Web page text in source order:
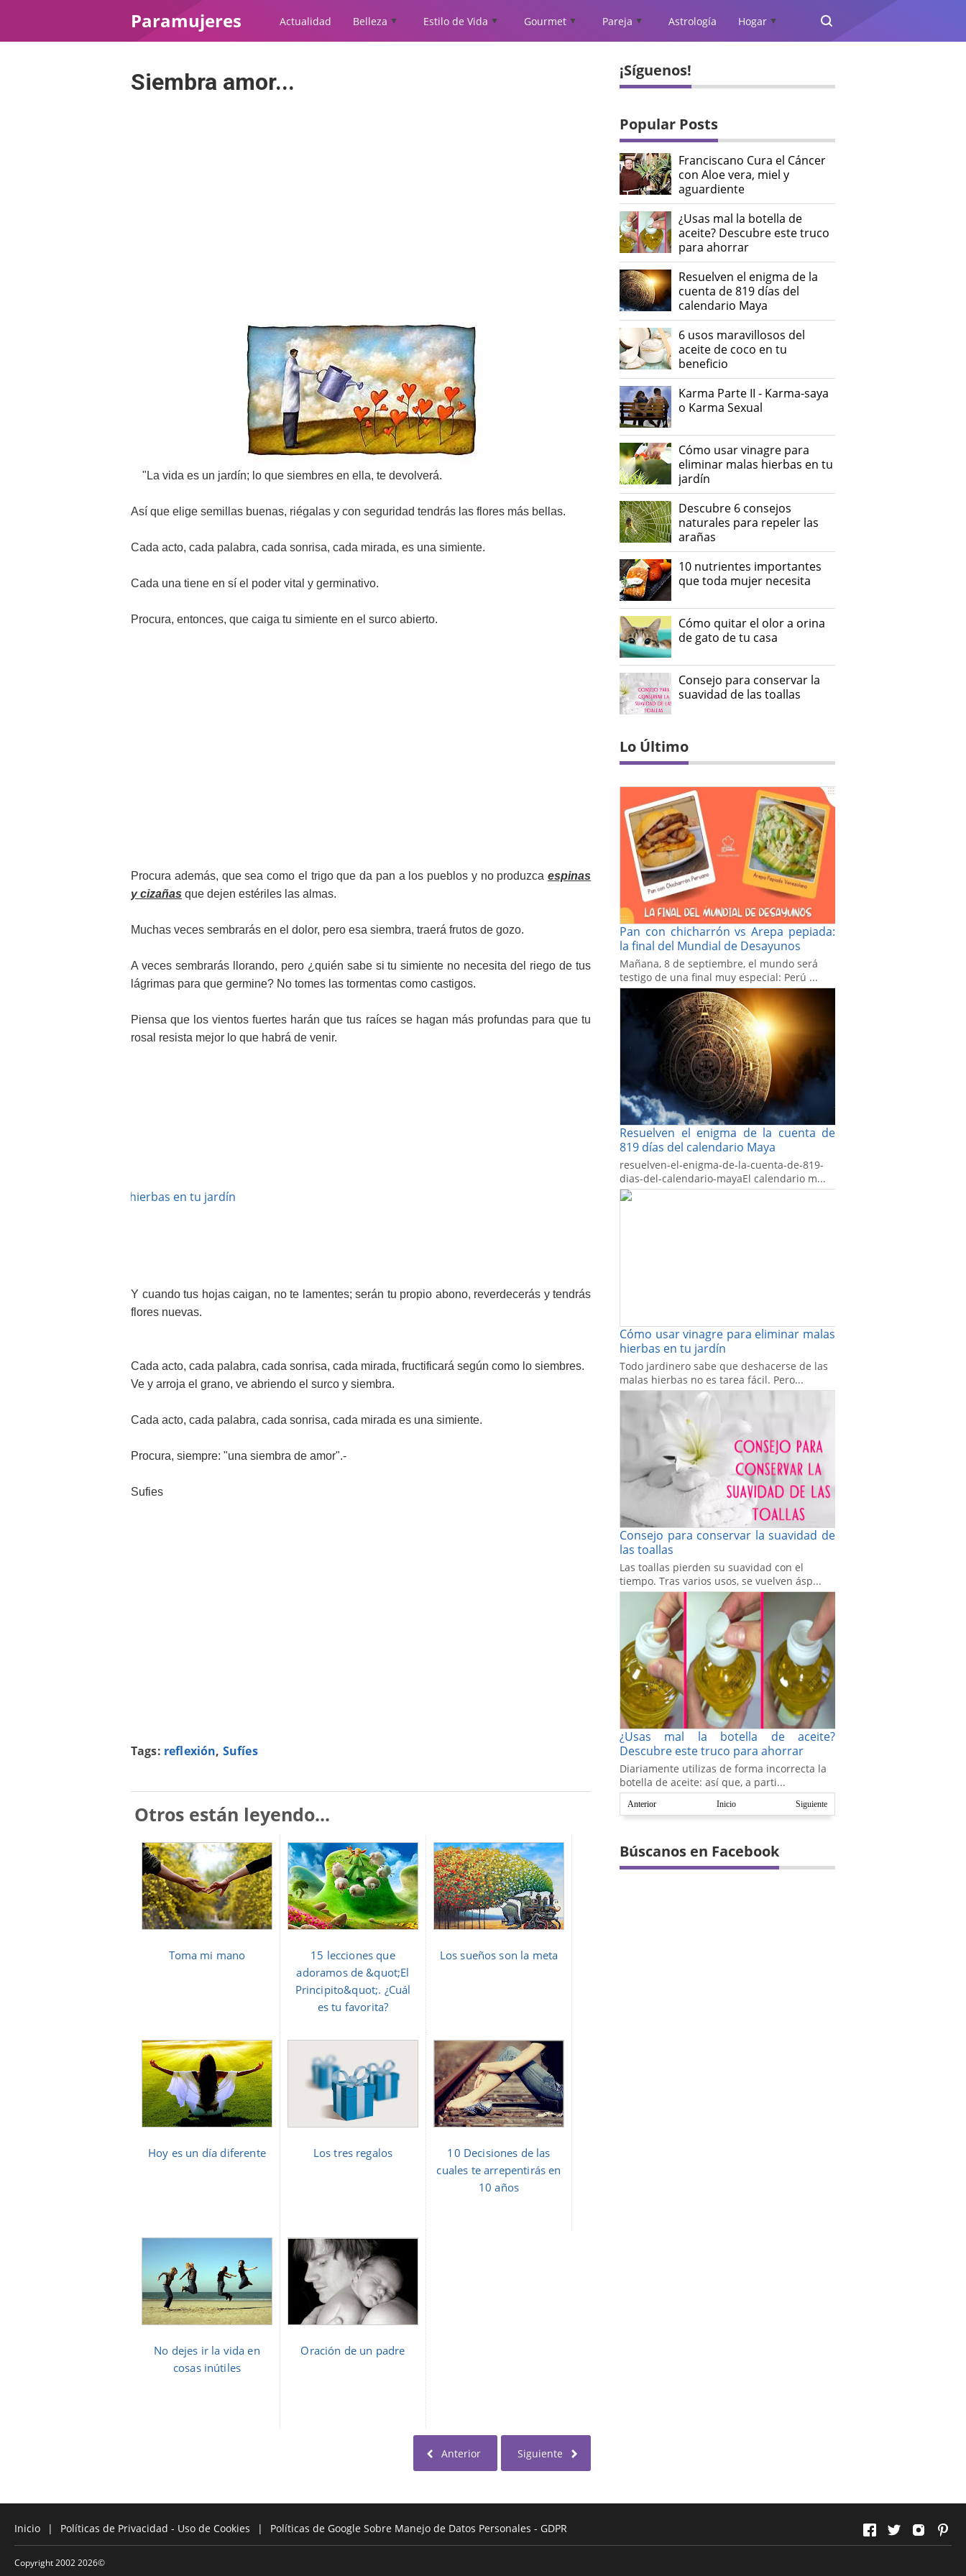
Paramujeres Actualidad Belleza ▲ Estilo de Vida ▲ Gourmet ▲ Pareja ▲ Astrología Hogar ▲
Siembra amor...
"La vida es un jardín; lo que siembres en ella, te devolverá.
Así que elige semillas buenas, riégalas y con seguridad tendrás las flores más bellas.
Cada acto, cada palabra, cada sonrisa, cada mirada, es una simiente.
Cada una tiene en sí el poder vital y germinativo.
Procura, entonces, que caiga tu simiente en el surco abierto.
Procura además, que sea como el trigo que da pan a los pueblos y no produzca espinas
y cizañas que dejen estériles las almas.
Muchas veces sembrarás en el dolor, pero esa siembra, traerá frutos de gozo.
A veces sembrarás llorando, pero ¿quién sabe si tu simiente no necesita del riego de tus
lágrimas para que germine? No tomes las tormentas como castigos.
Piensa que los vientos fuertes harán que tus raíces se hagan más profundas para que tu
rosal resista mejor lo que habrá de venir.
Y cuando tus hojas caigan, no te lamentes; serán tu propio abono, reverdecerás y tendrás
flores nuevas.
Cada acto, cada palabra, cada sonrisa, cada mirada, fructificará según como lo siembres.
Ve y arroja el grano, ve abriendo el surco y siembra.
Cada acto, cada palabra, cada sonrisa, cada mirada es una simiente.
Procura, siempre: "una siembra de amor".-
Sufies
Tags: reflexión, Sufíes
Otros están leyendo...
Toma mi mano
15 lecciones que
adoramos de &quot;El
Principito&quot;. ¿Cuál
es tu favorita?
Los sueños son la meta
Hoy es un día diferente Los tres regalos
10 Decisiones de las
cuales te arrepentirás en
10 años
No dejes ir la vida en
cosas inútiles
Oración de un padre
Siguiente
Anterior
¡Síguenos!
Popular Posts
Franciscano Cura el Cáncer
con Aloe vera, miel y
aguardiente
¿Usas mal la botella de
aceite? Descubre este truco
para ahorrar
Resuelven el enigma de la
cuenta de 819 días del
calendario Maya
6 usos maravillosos del
aceite de coco en tu
beneficio
Karma Parte II - Karma-saya
o Karma Sexual
Cómo usar vinagre para
eliminar malas hierbas en tu
jardín
Descubre 6 consejos
naturales para repeler las
arañas
10 nutrientes importantes
que toda mujer necesita
Cómo quitar el olor a orina
de gato de tu casa
Consejo para conservar la
suavidad de las toallas
Lo Último
Pan con chicharrón vs Arepa pepiada:
la final del Mundial de Desayunos
Mañana, 8 de septiembre, el mundo será
testigo de una final muy especial: Perú ...
Resuelven el enigma de la cuenta de
819 días del calendario Maya
resuelven-el-enigma-de-la-cuenta-de-819-
dias-del-calendario-mayaEl calendario m...
Cómo usar vinagre para eliminar malas
hierbas en tu jardín
Todo jardinero sabe que deshacerse de las
malas hierbas no es tarea fácil. Pero...
Consejo para conservar la suavidad de
las toallas
Las toallas pierden su suavidad con el
tiempo. Tras varios usos, se vuelven ásp...
¿Usas mal la botella de aceite?
Descubre este truco para ahorrar
Diariamente utilizas de forma incorrecta la
botella de aceite: así que, a parti...
Anterior Siguiente
Inicio
Búscanos en Facebook
Inicio Políticas de Privacidad - Uso de Cookies Políticas de Google Sobre Manejo de Datos Personales - GDPR
Copyright 20022026©